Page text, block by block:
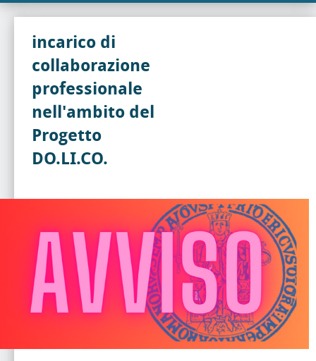
incarico di
collaborazione
professionale
nell'ambito del
Progetto
DO.LI.CO.